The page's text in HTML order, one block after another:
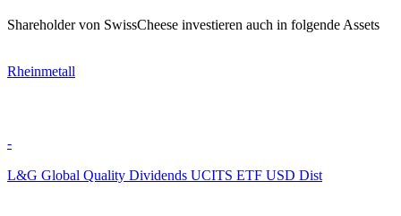
Shareholder von SwissCheese investieren auch in folgende Assets
Rheinmetall
-
L&G Global Quality Dividends UCITS ETF USD Dist